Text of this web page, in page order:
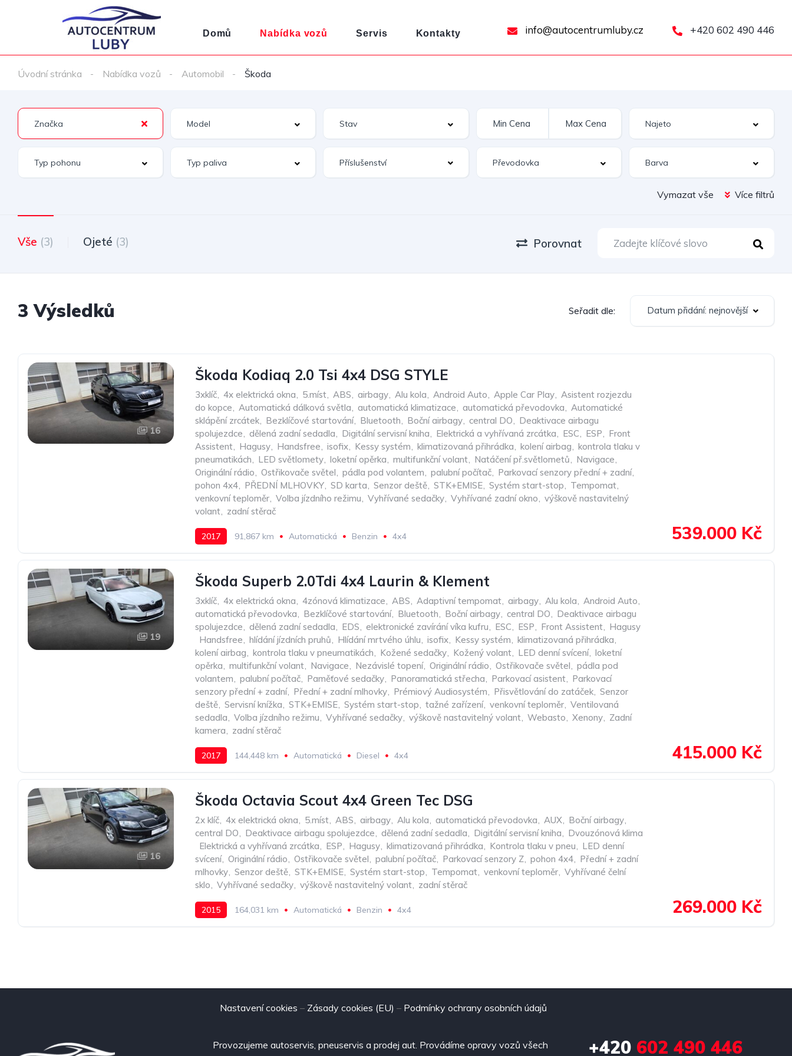
Domů Nabídka vozů Servis Kontakty info@autocentrumluby.cz +420 602 490 446
Úvodní stránka Nabídka vozů Automobil Škoda
Příslušenství
Vymazat vše Více filtrů
Vše (3) Ojeté (3) Porovnat
3 Výsledků Seřadit dle: Datum přidání: nejnovější
16
Škoda Kodiaq 2.0 Tsi 4x4 DSG STYLE
3xklíč, 4x elektrická okna, 5.míst, ABS, airbagy, Alu kola, Android Auto, Apple Car Play, Asistent rozjezdu
do kopce, Automatická dálková světla, automatická klimatizace, automatická převodovka, Automatické
sklápění zrcátek, Bezklíčové startování, Bluetooth, Boční airbagy, central DO, Deaktivace airbagu
spolujezdce, dělená zadní sedadla, Digitální servisní kniha, Elektrická a vyhřívaná zrcátka, ESC, ESP, Front
Assistent, Hagusy, Handsfree, isofix, Kessy systém, klimatizovaná přihrádka, kolení airbag, kontrola tlaku v
pneumatikách, LED světlomety, loketní opěrka, multifunkční volant, Natáčení př.světlometů, Navigace,
Originální rádio, Ostřikovače světel, pádla pod volantem, palubní počítač, Parkovací senzory přední + zadní,
pohon 4x4, PŘEDNÍ MLHOVKY, SD karta, Senzor deště, STK+EMISE, Systém start-stop, Tempomat,
venkovní teploměr, Volba jízdního režimu, Vyhřívané sedačky, Vyhřívané zadní okno, výškově nastavitelný
volant, zadní stěrač
2017 91,867 km Automatická Benzin 4x4 539.000 Kč
19
Škoda Superb 2.0Tdi 4x4 Laurin & Klement
3xklíč, 4x elektrická okna, 4zónová klimatizace, ABS, Adaptivní tempomat, airbagy, Alu kola, Android Auto,
automatická převodovka, Bezklíčové startování, Bluetooth, Boční airbagy, central DO, Deaktivace airbagu
spolujezdce, dělená zadní sedadla, EDS, elektronické zavírání víka kufru, ESC, ESP, Front Assistent, Hagusy
Handsfree, hlídání jízdních pruhů, Hlídání mrtvého úhlu, isofix, Kessy systém, klimatizovaná přihrádka,
kolení airbag, kontrola tlaku v pneumatikách, Kožené sedačky, Kožený volant, LED denní svícení, loketní
opěrka, multifunkční volant, Navigace, Nezávislé topení, Originální rádio, Ostřikovače světel, pádla pod
volantem, palubní počítač, Paměťové sedačky, Panoramatická střecha, Parkovací asistent, Parkovací
senzory přední + zadní, Přední + zadní mlhovky, Prémiový Audiosystém, Přisvětlování do zatáček, Senzor
deště, Servisní knížka, STK+EMISE, Systém start-stop, tažné zařízení, venkovní teploměr, Ventilovaná
sedadla, Volba jízdního režimu, Vyhřívané sedačky, výškově nastavitelný volant, Webasto, Xenony, Zadní
kamera, zadní stěrač
2017 144,448 km Automatická Diesel 4x4 415.000 Kč
16
Škoda Octavia Scout 4x4 Green Tec DSG
2x klíč, 4x elektrická okna, 5.míst, ABS, airbagy, Alu kola, automatická převodovka, AUX, Boční airbagy,
central DO, Deaktivace airbagu spolujezdce, dělená zadní sedadla, Digitální servisní kniha, Dvouzónová klima
Elektrická a vyhřívaná zrcátka, ESP, Hagusy, klimatizovaná přihrádka, Kontrola tlaku v pneu, LED denní
svícení, Originální rádio, Ostřikovače světel, palubní počítač, Parkovací senzory Z, pohon 4x4, Přední + zadní
mlhovky, Senzor deště, STK+EMISE, Systém start-stop, Tempomat, venkovní teploměr, Vyhřívané čelní
sklo, Vyhřívané sedačky, výškově nastavitelný volant, zadní stěrač
2015 164,031 km Automatická Benzin 4x4 269.000 Kč
Nastavení cookies – Zásady cookies (EU) – Podmínky ochrany osobních údajů
Provozujeme autoservis, pneuservis a prodej aut. Provádíme opravy vozů všech
+420602 490 446